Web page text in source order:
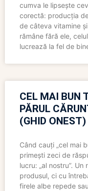
cumva le lipsește
corectă: producția
de câteva vitamine
rămâne fără ele,
lucrează la fel de
CEL MAI BUN
PĂRUL
(GHID ONEST)
Când cauți „cel mai
primești zeci de
lucru: „al nostru”.
produsul, ci cu
firele albe repede